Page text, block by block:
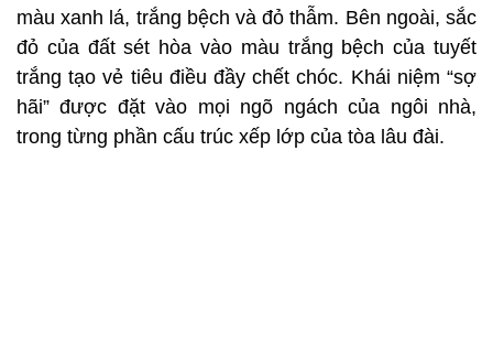
màu xanh lá, trắng bệch và đỏ thẫm. Bên ngoài, sắc
đỏ của đất sét hòa vào màu trắng bệch của tuyết
trắng tạo vẻ tiêu điều đầy chết chóc. Khái niệm “sợ
hãi” được đặt vào mọi ngõ ngách của ngôi nhà,
trong từng phần cấu trúc xếp lớp của tòa lâu đài.